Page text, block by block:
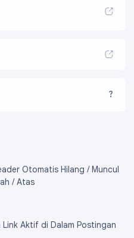
?
Otomatis Hilang / Muncul
/ Atas
Link Aktif di Dalam Postingan